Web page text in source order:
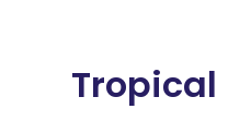
Tropical
Tropical